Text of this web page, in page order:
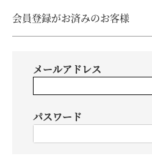
会員登録がお済みのお客様
メールアドレス
パスワード